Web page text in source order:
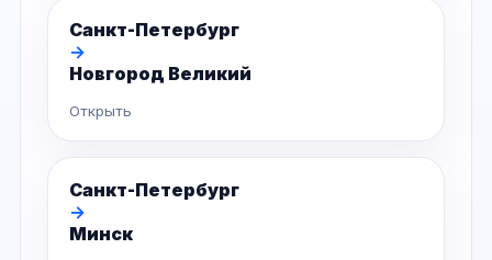
Санкт-Петербург
→
Новгород Великий
Открыть
Санкт-Петербург
→
Минск